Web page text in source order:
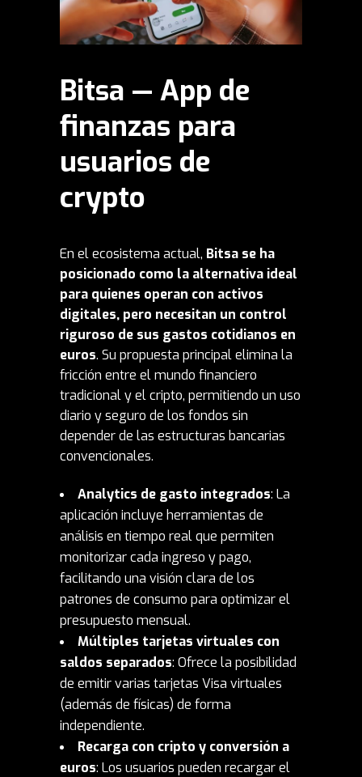
Bitsa — App de
finanzas para
usuarios de
crypto
En el ecosistema actual, Bitsa se ha
posicionado como la alternativa ideal
para quienes operan con activos
digitales, pero necesitan un control
riguroso de sus gastos cotidianos en
euros. Su propuesta principal elimina la
fricción entre el mundo financiero
tradicional y el cripto, permitiendo un uso
diario y seguro de los fondos sin
depender de las estructuras bancarias
convencionales.
Analytics de gasto integrados: La
aplicación incluye herramientas de
análisis en tiempo real que permiten
monitorizar cada ingreso y pago,
facilitando una visión clara de los
patrones de consumo para optimizar el
presupuesto mensual.
Múltiples tarjetas virtuales con
saldos separados: Ofrece la posibilidad
de emitir varias tarjetas Visa virtuales
(además de físicas) de forma
independiente.
Recarga con cripto y conversión a
euros: Los usuarios pueden recargar el